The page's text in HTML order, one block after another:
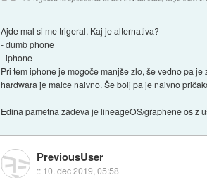
Ajde mal si me trigeral. Kaj je alternativa?
- dumb phone
- iphone
Pri tem iphone je mogoče manjše zlo, še vedno pa
hardwara je malce naivno. Še bolj pa je naivno
Edina pametna zadeva je lineageOS/graphene os z
PreviousUser
:: 10. dec 2019, 05:58